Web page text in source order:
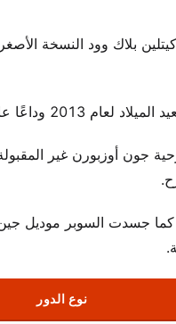
بلاك وود النسخة
للمرافق المحبوب.
مرة في المسرح في 2011. ظهرت في مسرحية
نوع الدور